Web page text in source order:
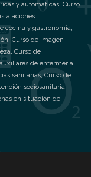
y automáticas, Curso
cocina y gastronomía,
, Curso de imagen
, Curso de
de enfermería,
sanitarias,Curso de
sociosanitaria,
en situación de